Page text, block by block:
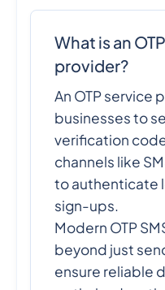
What is an
provider?
An OTP service
businesses to
verification
channels like
to authenticate
sign-ups.
Modern OTP
beyond just
ensure reliable